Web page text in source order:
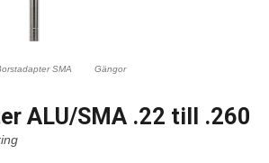
SMA Gängor
ALU/SMA .22 till .260